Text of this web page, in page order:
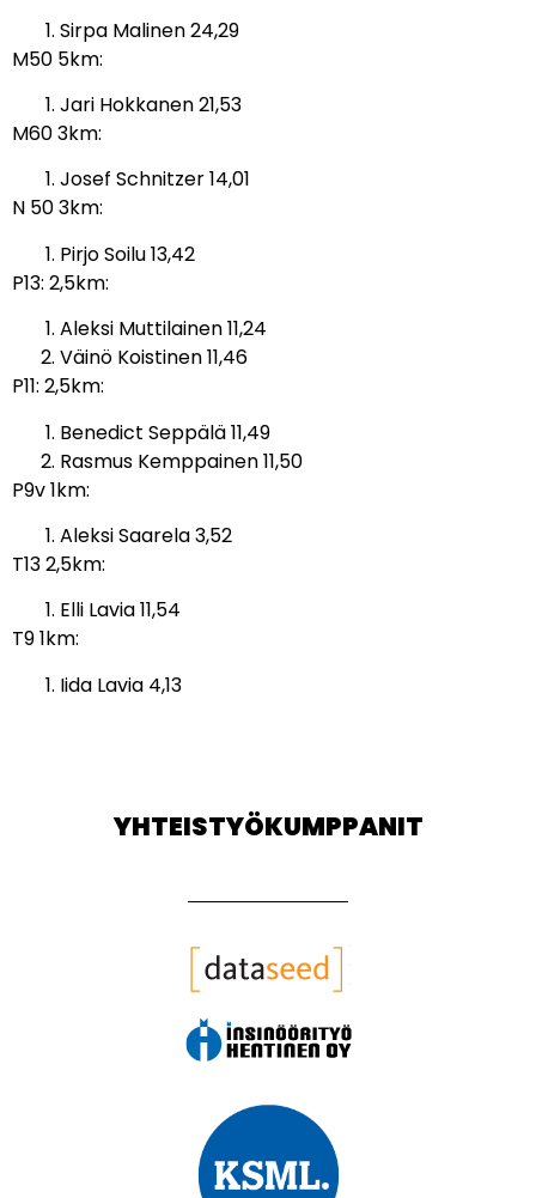
Sirpa Malinen 24,29
M50 5km:
Jari Hokkanen 21,53
M60 3km:
Josef Schnitzer 14,01
N 50 3km:
Pirjo Soilu 13,42
P13: 2,5km:
Aleksi Muttilainen 11,24
Väinö Koistinen 11,46
P11: 2,5km:
Benedict Seppälä 11,49
Rasmus Kemppainen 11,50
P9v 1km:
Aleksi Saarela 3,52
T13 2,5km:
Elli Lavia 11,54
T9 1km:
Iida Lavia 4,13
YHTEISTYÖKUMPPANIT